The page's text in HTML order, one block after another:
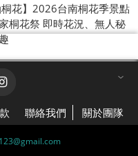
桐花】2026台南桐花季景點
桐花祭 即時花況、無人秘
聯絡我們 關於團隊